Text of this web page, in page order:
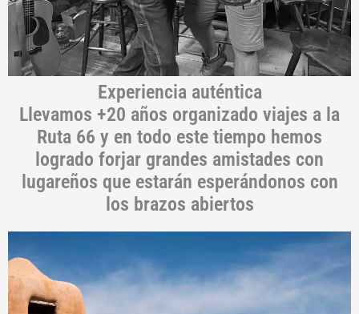
Experiencia auténtica
Llevamos +20 años organizado viajes a la
Ruta 66 y en todo este tiempo hemos
logrado forjar grandes amistades con
lugareños que estarán esperándonos con
los brazos abiertos